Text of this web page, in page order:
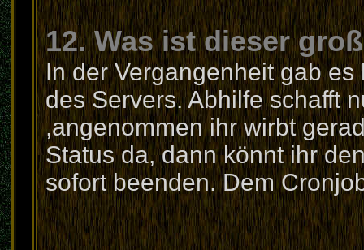
12. Was ist dieser
In der Vergangenheit gab
des Servers. Abhilfe schafft
,angenommen ihr wirbt
Status da, dann könnt ihr
sofort beenden. Dem